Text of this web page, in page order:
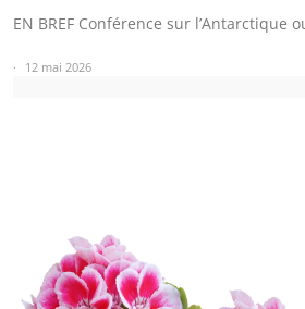
EN BREF Conférence sur l’Antarctique
12 mai 2026